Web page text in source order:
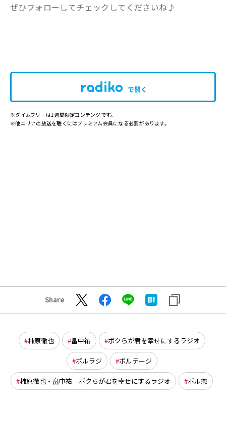
ぜひフォローしてチェックしてくださいね♪
で開く
※タイムフリーは1週間限定コンテンツです。
※他エリアの放送を聴くにはプレミアム会員になる必要があります。
Share
柿原徹也 畠中祐 ボクらが君を幸せにするラジオ
ボルラジ ボルテージ
柿原徹也・畠中祐 ボクらが君を幸せにするラジオ ボル恋